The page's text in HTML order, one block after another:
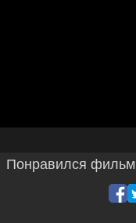
Понравился